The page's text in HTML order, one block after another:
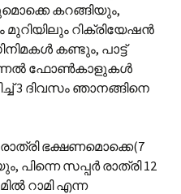
കറങ്ങിയും,
മുറിയിലും റിക്രിയേഷന്‍
കണ്ടും, പാട്ട്
ഫോണ്‍കാളുകള്‍
3 ദിവസം ഞാനങ്ങിനെ
ഭക്ഷണമൊക്കെ(7
പിന്നെ സപ്പര്‍ രാത്രി 12
റാമി എന്ന